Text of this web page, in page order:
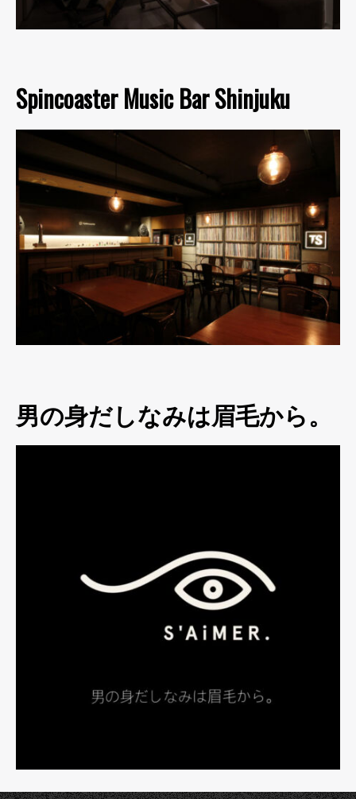
Spincoaster Music Bar Shinjuku
男の身だしなみは眉毛から。